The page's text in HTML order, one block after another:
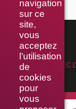
navigation
sur ce
site,
vous
acceptez
l’utilisation
de
cookies
pour
vous
RÉALISÉ AVEC